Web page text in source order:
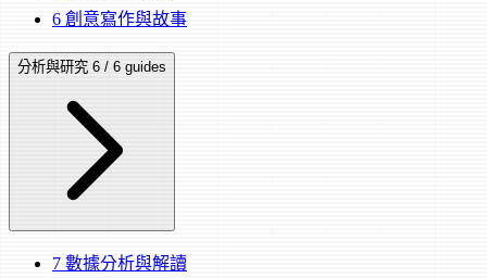
6 創意寫作與故事
分析與研究 6 / 6 guides
7 數據分析與解讀